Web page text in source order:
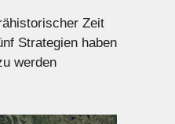
Zeit
Strategien haben
werden